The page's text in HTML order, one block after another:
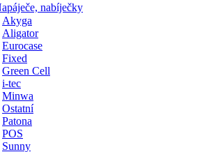
nabíječky
Akyga
Aligator
Eurocase
Fixed
Green Cell
i-tec
Minwa
Ostatní
Patona
POS
Sunny